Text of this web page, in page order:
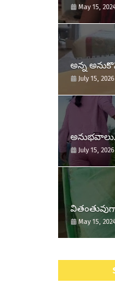
May 15,
అన్న
July 15, 2026
July 15, 2026
May 15,